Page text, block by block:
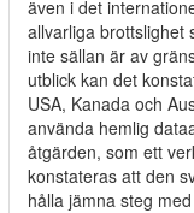
även i det
allvarliga brottslighet
inte sällan är av
utblick kan det
USA, Kanada och
använda hemlig
åtgärden, som ett
konstateras att den
hålla jämna steg